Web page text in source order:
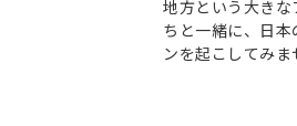
地方という大き
ちと一緒に、日
ンを起こしてみ